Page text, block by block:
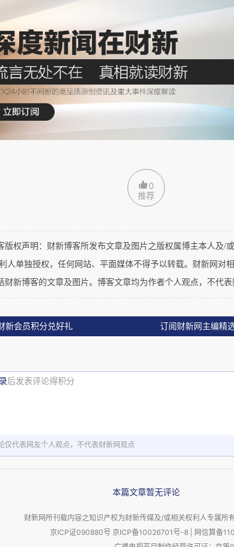
许宏、徐坚三位考古专家分别作为50后、60后
中国文物报》关于“考古与盗墓的微博大讨论”的
焦点的屡次争论，其异议核心其实早已不仅
更涉及到文艺作品与社会现实的关系这一古老
，孰对孰错，尚不宜轻易定论。比起各执一词
0
推荐
声明：财新博客所发布文章及图片之版权属博主本人及/
人单独授权，任何网站、平面媒体不得予以转载。财新网对
财新博客的文章及图片。博客文章均为作者个人观点，不代表
新会员积分兑好礼 订阅财新网主编精
后发表评论得积分
仅代表网友个人观点，不代表财新网观点
本篇文章暂无评论
财新网所刊载内容之知识产权为财新传媒及/或相关权利人专属所
京ICP证090880号 京ICP备10026701号-8 网信算备